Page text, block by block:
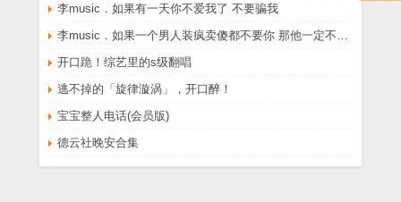
李music．如果有一天你不爱我了 不要骗我
开口跪！综艺里的s级翻唱
逃不掉的「旋律漩涡」，开口醉！
宝宝整人电话(会员版)
德云社晚安合集